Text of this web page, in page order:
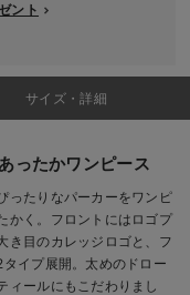
ント
サイズ・詳細
ったかワンピース
ったりなパーカーをワンピ
かく。フロントにはロゴプ
き目のカレッジロゴと、フ
イプ展開。太めのドロー
ィールにもこだわりまし